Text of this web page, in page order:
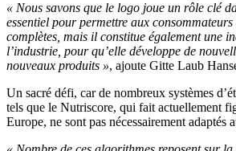
« Nous savons que le logo joue un rôle clé
essentiel pour permettre aux
complètes, mais il constitue également une
l’industrie, pour qu’elle développe de
nouveaux produits », ajoute Gitte Laub
Un sacré défi, car de nombreux systèmes
tels que le Nutriscore, qui fait actuellement
Europe, ne sont pas nécessairement adaptés